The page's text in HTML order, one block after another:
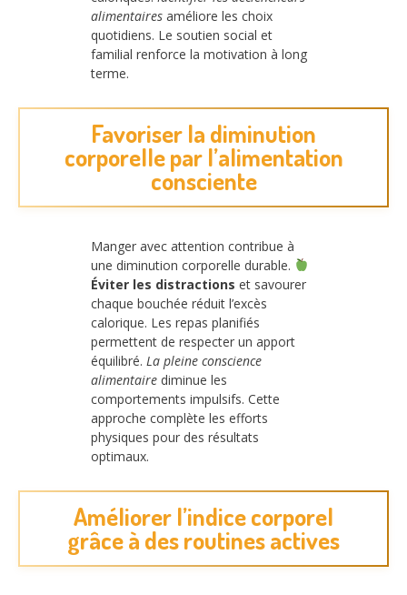
alimentaires améliore les choix
quotidiens. Le soutien social et
familial renforce la motivation à long
terme.
Favoriser la diminution
corporelle par l’alimentation
consciente
Manger avec attention contribue à
une diminution corporelle durable.
Éviter les distractions et savourer
chaque bouchée réduit l’excès
calorique. Les repas planifiés
permettent de respecter un apport
équilibré. La pleine conscience
alimentaire diminue les
comportements impulsifs. Cette
approche complète les efforts
physiques pour des résultats
optimaux.
Améliorer l’indice corporel
grâce à des routines actives